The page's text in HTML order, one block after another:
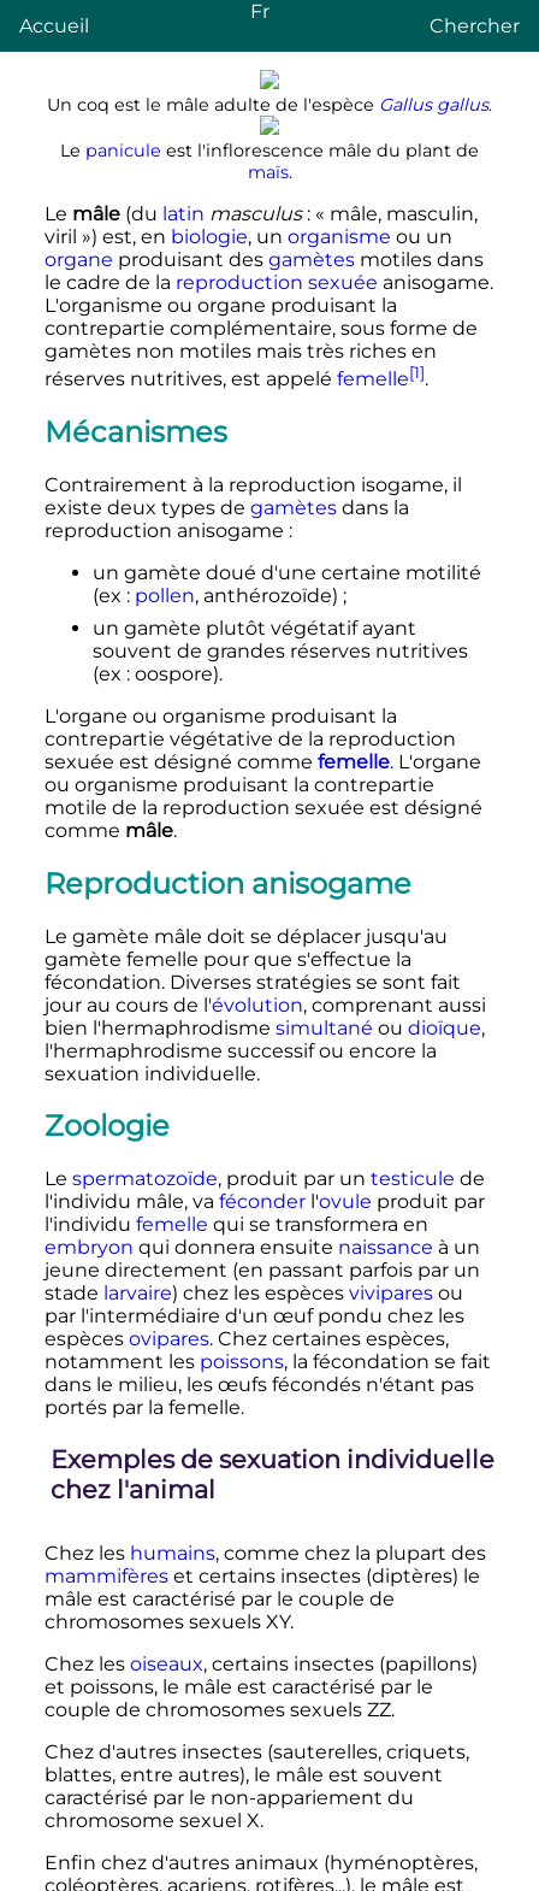
Accueil
Fr
Chercher
Un coq est le mâle adulte de l'espèce Gallus gallus.
Le panicule est l'inflorescence mâle du plant de
maïs.
Le mâle(du latin masculus : « mâle, masculin,
viril ») est, en biologie, un organisme ou un
organe produisant des gamètesmotiles dans
le cadre de la reproduction sexuée anisogame.
L'organisme ou organe produisant la
contrepartie complémentaire, sous forme de
gamètes non motiles mais très riches en
réserves nutritives, est appelé femelle[1].
Mécanismes
Contrairement à la reproduction isogame, il
existe deux types de gamètesdans la
reproduction anisogame :
un gamète doué d'une certaine motilité
(ex : pollen, anthérozoïde) ;
un gamète plutôt végétatif ayant
souvent de grandes réserves nutritives
(ex : oospore).
L'organe ou organisme produisant la
contrepartie végétative de la reproduction
sexuée est désigné comme femelle. L'organe
ou organisme produisant la contrepartie
motile de la reproduction sexuée est désigné
comme mâle.
Reproduction anisogame
Le gamète mâle doit se déplacer jusqu'au
gamète femelle pour que s'effectue la
fécondation. Diverses stratégies se sont fait
jour au cours de l'évolution, comprenant aussi
bien l'hermaphrodisme simultané ou dioïque,
l'hermaphrodisme successif ou encore la
sexuation individuelle.
Zoologie
Le spermatozoïde, produit par un testicule de
l'individu mâle, va féconderl'ovule produit par
l'individu femelle qui se transformera en
embryon qui donnera ensuite naissance à un
jeune directement (en passant parfois par un
stade larvaire) chez les espèces viviparesou
par l'intermédiaire d'un œuf pondu chez les
espèces ovipares. Chez certaines espèces,
notamment les poissons, la fécondation se fait
dans le milieu, les œufs fécondés n'étant pas
portés par la femelle.
Exemples de sexuation individuelle
chez l'animal
Chez les humains, comme chez la plupart des
mammifèreset certains insectes (diptères) le
mâle est caractérisé par le couple de
chromosomes sexuels XY.
Chez les oiseaux, certains insectes (papillons)
et poissons, le mâle est caractérisé par le
couple de chromosomes sexuels ZZ.
Chez d'autres insectes (sauterelles, criquets,
blattes, entre autres), le mâle est souvent
caractérisé par le non-appariement du
chromosome sexuel X.
Enfin chez d'autres animaux (hyménoptères,
coléoptères, acariens, rotifères...), le mâle est